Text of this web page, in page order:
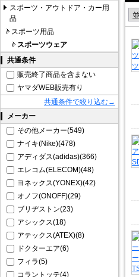
スポーツ・アウトドア・カー用
品
スポーツ用品
スポーツウェア
共通条件
販売終了商品を含まない
ヤマダWEB販売有り
共通条件で絞り込む→
メーカー
その他メーカー(549)
ナイキ(Nike)(478)
アディダス(adidas)(366)
エレコム(ELECOM)(48)
ヨネックス(YONEX)(42)
オノフ(ONOFF)(29)
ブリヂストン(23)
アシックス(18)
アテックス(ATEX)(8)
ドクターエア(6)
フィラ(5)
コラントッテ(4)